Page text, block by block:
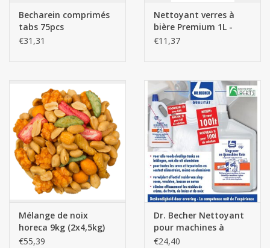
Becharein comprimés
tabs 75pcs
€31,31
Nettoyant verres à
bière Premium 1L -
Becher
€11,37
Mélange de noix
horeca 9kg (2x4,5kg)
€55,39
Dr. Becher Nettoyant
pour machines à
crème Chantilly et
€24,40